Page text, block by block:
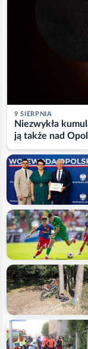
9 SIERPNIA
Niezwykła
ją także nad